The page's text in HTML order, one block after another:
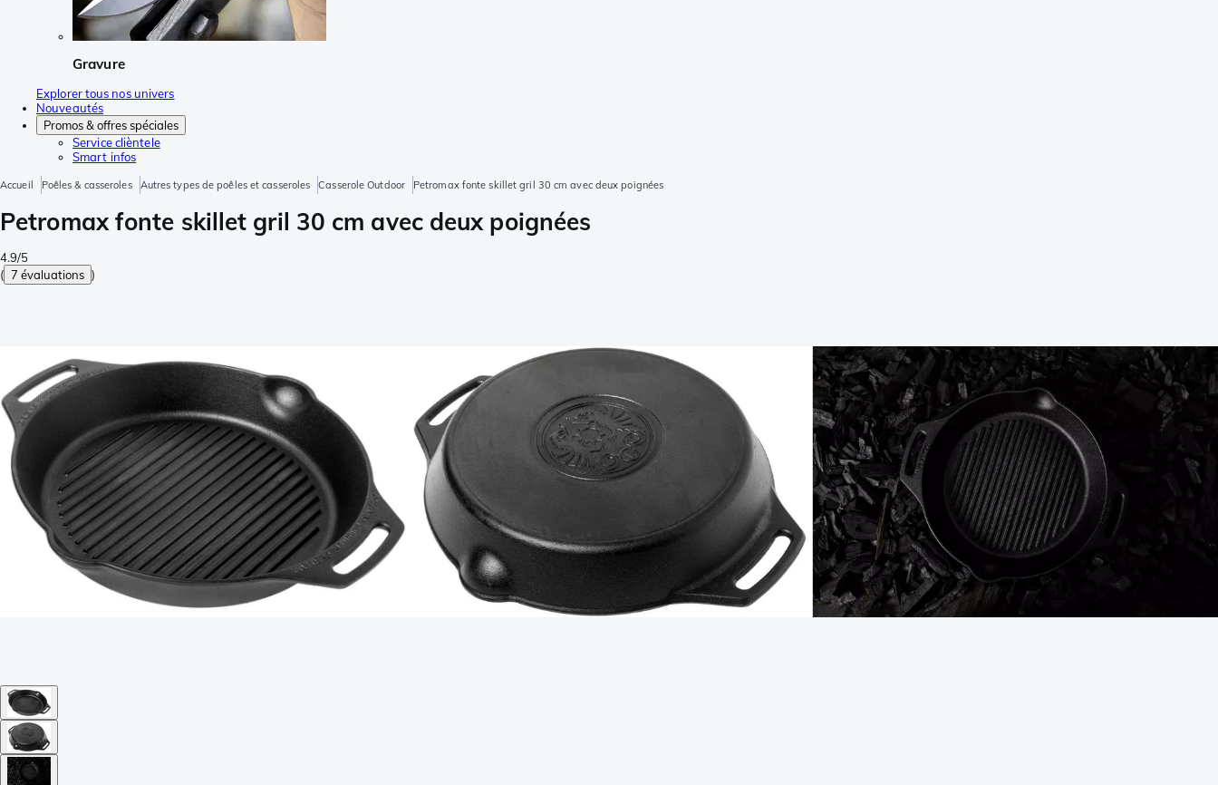
Gravure
Explorer tous nos univers
Nouveautés
Promos & offres spéciales
Service clièntele
Smart infos
Accueil Poêles & casseroles Autres types de poêles et casseroles Casserole Outdoor Petromax fonte skillet gril 30 cm avec deux poignées
Petromax fonte skillet gril 30 cm avec deux poignées
4.9/5
( 7 évaluations )